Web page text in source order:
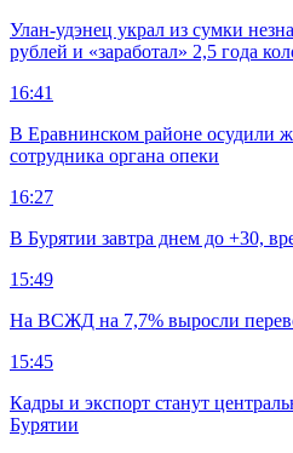
Улан-удэнец украл из сумки
рублей и «заработал» 2,5 года
16:41
В Еравнинском районе осудили
сотрудника органа опеки
16:27
В Бурятии завтра днем до +30,
15:49
На ВСЖД на 7,7% выросли
15:45
Кадры и экспорт станут
Бурятии